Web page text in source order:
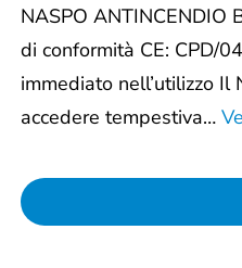
NASPO ANTINCENDIO
di conformità CE: CPD/
immediato nell’utilizzo Il
accedere tempestiva…